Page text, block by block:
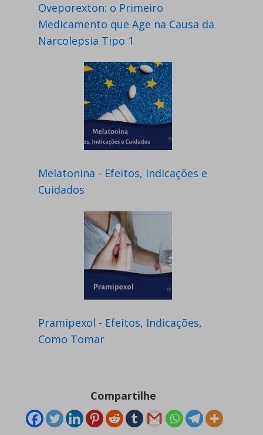
Oveporexton: o Primeiro
Medicamento que Age na Causa da
Narcolepsia Tipo 1
Melatonina - Efeitos, Indicações e
Cuidados
Pramipexol - Efeitos, Indicações,
Como Tomar
Compartilhe